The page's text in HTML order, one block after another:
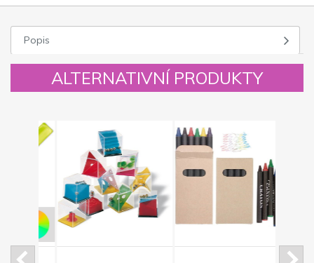
Popis
ALTERNATIVNÍ PRODUKTY